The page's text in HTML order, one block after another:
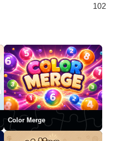
102
Color Merge